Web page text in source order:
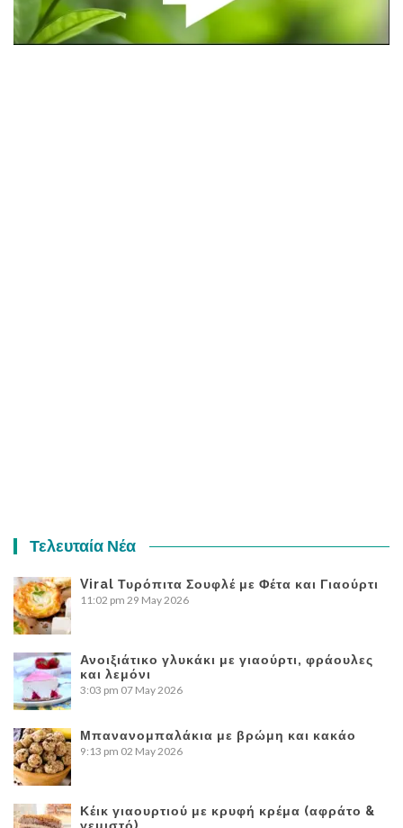
Τελευταία Νέα
Viral Τυρόπιτα Σουφλέ με Φέτα και Γιαούρτι
11:02 pm 29 May 2026
Ανοιξιάτικο γλυκάκι με γιαούρτι, φράουλες
και λεμόνι
3:03 pm 07 May 2026
Μπανανομπαλάκια με βρώμη και κακάο
9:13 pm 02 May 2026
Κέικ γιαουρτιού με κρυφή κρέμα (αφράτο &
γεμιστό)